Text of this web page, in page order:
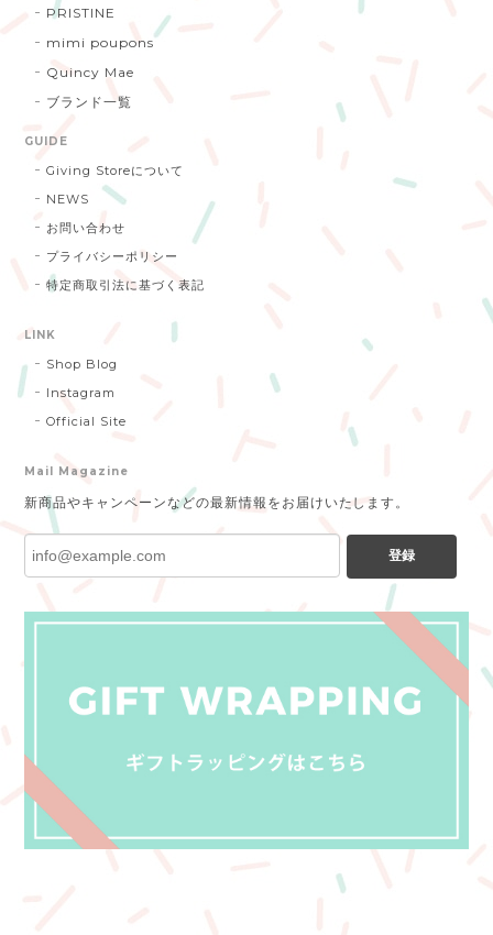
PRISTINE
mimi poupons
Quincy Mae
ブランド一覧
GUIDE
Giving Storeについて
NEWS
お問い合わせ
プライバシーポリシー
特定商取引法に基づく表記
LINK
Shop Blog
Instagram
Official Site
Mail Magazine
新商品やキャンペーンなどの最新情報をお届けいたします。
登録